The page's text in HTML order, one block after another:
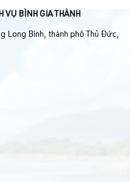
VỤ BÌNH GIA THÀNH
Long Bình, thành phố Thủ Đức,